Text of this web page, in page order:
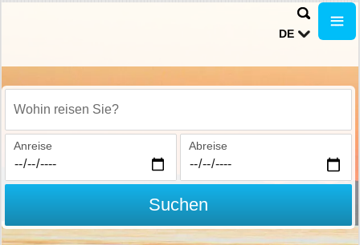
DE
Wohin reisen Sie?
Anreise Abreise
Suchen